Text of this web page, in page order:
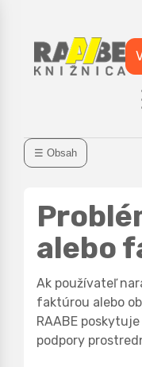
☰ Obsah
alebo
Ak používateľ
faktúrou alebo
RAABE
podpory